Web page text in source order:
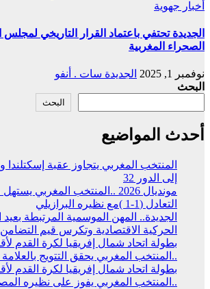
أخبار جهوية
الجديدة تحتفي باعتماد القرار التاريخي
الصحراء المغربية
نوفمبر 1, 2025
الجديدة سات . أنفو
البحث
البحث
أحدث المواضيع
المنتخب المغربي يتجاوز عقبة إسكتلندا
إلى الدور 32
مونديال 2026 ..المنتخب المغربي
التعادل (1-1 )مع نظيره البرازيلي
الجديدة.. المهن الموسمية المرتبطة
الحركية الاقتصادية وتكرس قيم التضامن
..المنتخب المغربي يحقق التتويج بالعلامة
..المنتخب المغربي يفوز على نظيره